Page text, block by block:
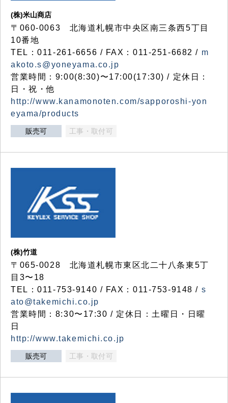
(株)米山商店
〒060-0063 北海道札幌市中央区南三条西5丁目
10番地
TEL：011-261-6656 / FAX：011-251-6682 / m
akoto.s@yoneyama.co.jp
営業時間：9:00(8:30)〜17:00(17:30) / 定休日：
日・祝・他
http://www.kanamonoten.com/sapporoshi-yon
eyama/products
販売可 工事・取付可
(株)竹道
〒065-0028 北海道札幌市東区北二十八条東5丁
目3〜18
TEL：011-753-9140 / FAX：011-753-9148 / s
ato@takemichi.co.jp
営業時間：8:30〜17:30 / 定休日：土曜日・日曜
日
http://www.takemichi.co.jp
販売可 工事・取付可